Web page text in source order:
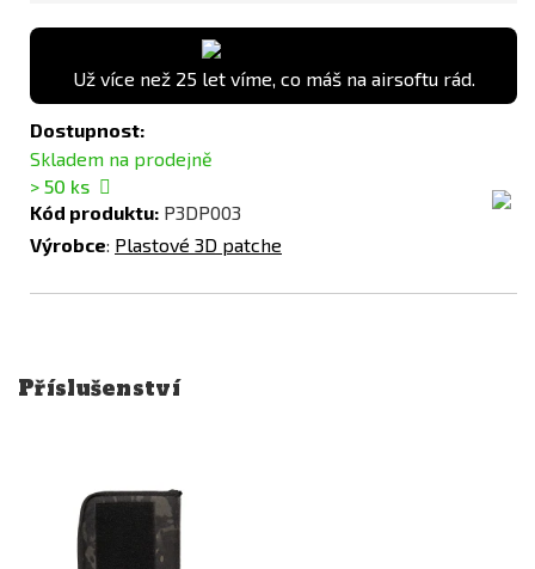
Už více než 25 let víme, co máš na airsoftu rád.
Dostupnost:
Skladem na prodejně
> 50 ks
Kód produktu: P3DP003
Výrobce: Plastové 3D patche
Příslušenství